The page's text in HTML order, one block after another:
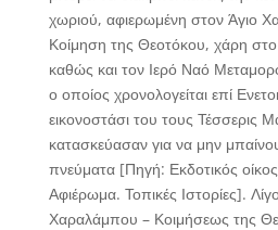
χωριού, αφιερωμένη στον Άγιο
Κοίμηση της Θεοτόκου, χάρη
καθώς και τον Ιερό Ναό
ο οποίος χρονολογείται επί
εικονοστάσι του τους Τέσσερις
κατασκεύασαν για να μην
πνεύματα [Πηγή: Εκδοτικός
Αφιέρωμα. Τοπικές Ιστορίες].
Χαραλάμπου – Κοιμήσεως της